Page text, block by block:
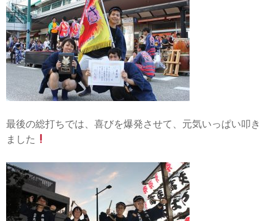
最後の総打ちでは、喜びを爆発させて、元気いっぱい叩き
ました